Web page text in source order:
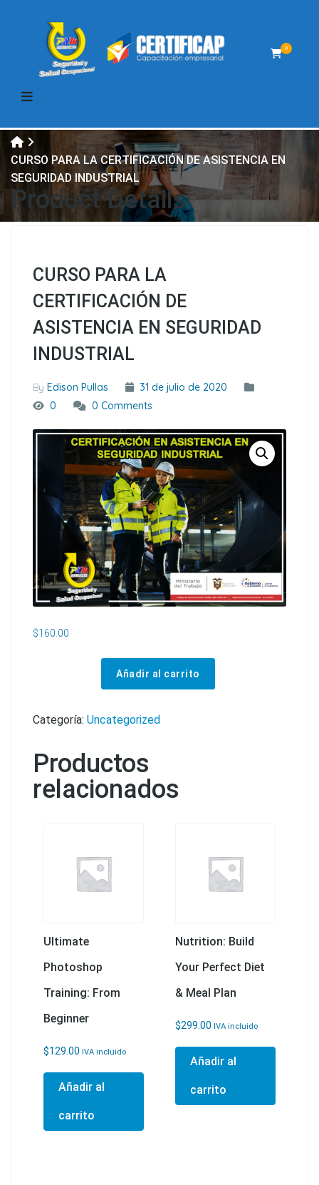
0
CURSO PARA LA CERTIFICACIÓN DE ASISTENCIA EN
SEGURIDAD INDUSTRIAL
Product Details
CURSO PARA LA
CERTIFICACIÓN DE
ASISTENCIA EN SEGURIDAD
INDUSTRIAL
By Edison Pullas
31 de julio de 2020
0
0 Comments
$160.00
Añadir al carrito
Categoría: Uncategorized
Productos
relacionados
Ultimate
Photoshop
Training: From
Beginner
$129.00 IVA incluido
Añadir al
carrito
Nutrition: Build
Your Perfect Diet
& Meal Plan
$299.00 IVA incluido
Añadir al
carrito